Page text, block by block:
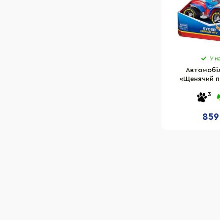
У
«Щенячий
3